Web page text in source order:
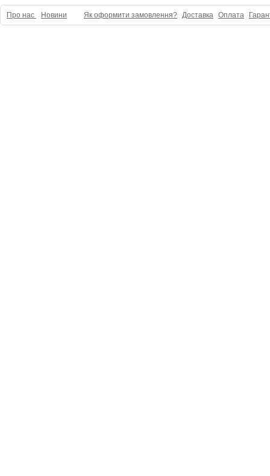
Про нас Новини Як оформити замовлення? Доставка Оплата